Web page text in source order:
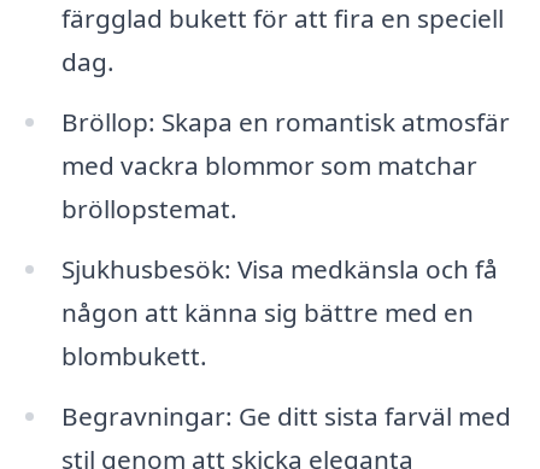
färgglad bukett för att fira en speciell
dag.
Bröllop: Skapa en romantisk atmosfär
med vackra blommor som matchar
bröllopstemat.
Sjukhusbesök: Visa medkänsla och få
någon att känna sig bättre med en
blombukett.
Begravningar: Ge ditt sista farväl med
stil genom att skicka eleganta